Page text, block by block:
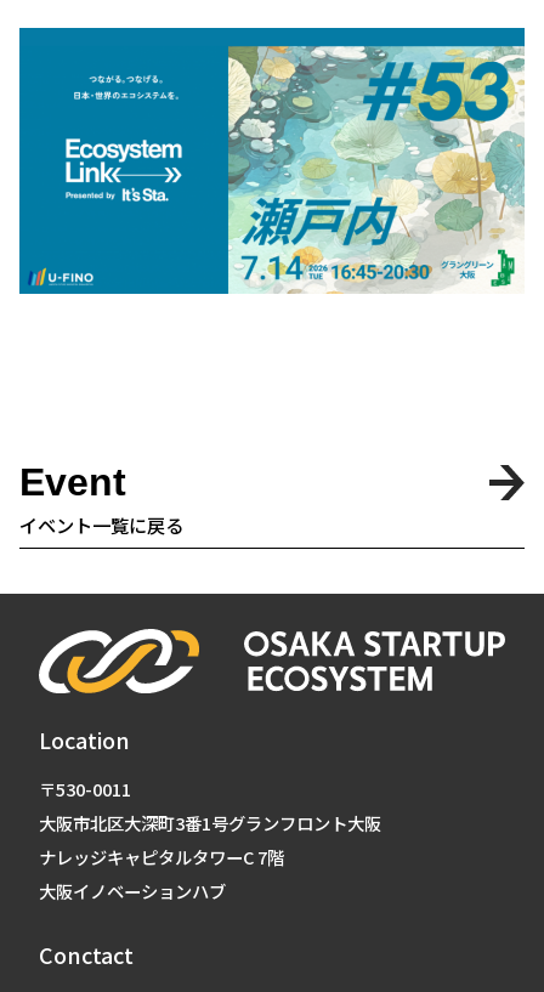
Event
イベント一覧に戻る
Location
〒530-0011
大阪市北区大深町3番1号グランフロント大阪
ナレッジキャピタルタワーC 7階
大阪イノベーションハブ
Conctact